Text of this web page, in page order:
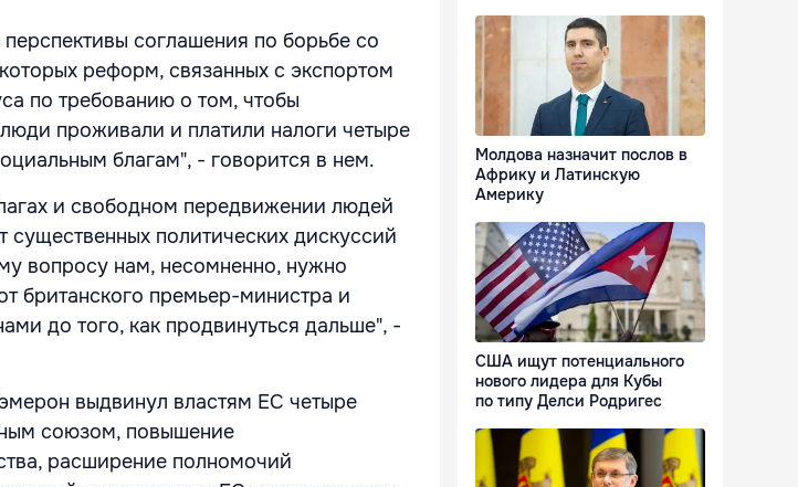
соглашения по борьбе со
реформ, связанных с экспортом
по требованию о том, чтобы
проживали и платили налоги четыре
благам", - говорится в нем.
и свободном передвижении людей
политических дискуссий
вопросу нам, несомненно, нужно
британского премьер-министра и
до того, как продвинуться дальше", -
выдвинул властям ЕС четыре
союзом, повышение
расширение полномочий
Молдова назначит послов в
Африку и Латинскую
Америку
США ищут потенциального
нового лидера для Кубы
по типу Делси Родригес